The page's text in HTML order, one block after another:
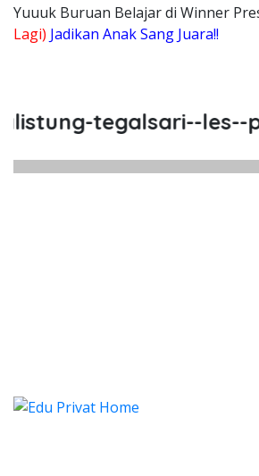
Yuuuk Buruan Belajar di Winner
Lagi) Jadikan Anak Sang Juara!!
tegalsari--les--